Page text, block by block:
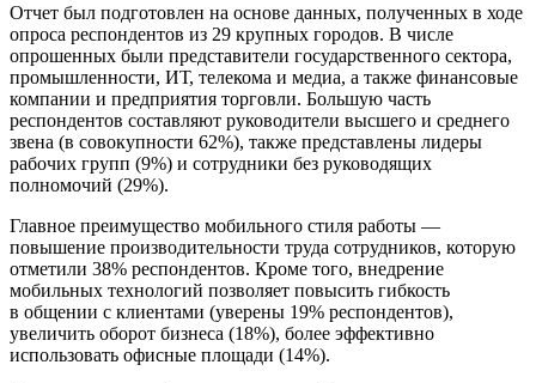
Отчет был подготовлен на основе данных, полученных в ходе
опроса респондентов из 29 крупных городов. В числе
опрошенных были представители государственного сектора,
промышленности, ИТ, телекома и медиа, а также финансовые
компании и предприятия торговли. Большую часть
респондентов составляют руководители высшего и среднего
звена (в совокупности 62%), также представлены лидеры
рабочих групп (9%) и сотрудники без руководящих
полномочий (29%).
Главное преимущество мобильного стиля работы —
повышение производительности труда сотрудников, которую
отметили 38% респондентов. Кроме того, внедрение
мобильных технологий позволяет повысить гибкость
в общении с клиентами (уверены 19% респондентов),
увеличить оборот бизнеса (18%), более эффективно
использовать офисные площади (14%).